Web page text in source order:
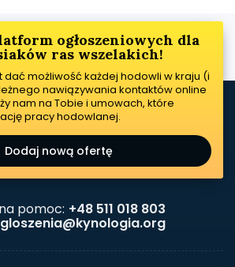
ogłoszeniowych dla
ras wszelakich!
dać możliwość każdej hodowli w kraju (i
nawiązywania kontaktów online
nam na Tobie i umowach, które
pracy hodowlanej.
Dodaj nową ofertę
pomoc: +48 511 018 803